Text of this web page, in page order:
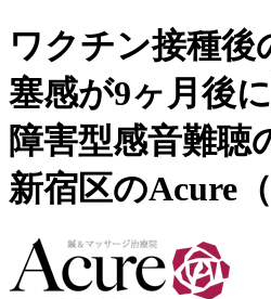
ワクチン接種後
塞感が9ヶ月後
障害型感音難聴
新宿区のAcure